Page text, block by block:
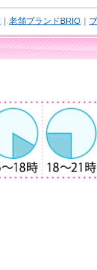
｜ 老舗ブランドBRIO ｜